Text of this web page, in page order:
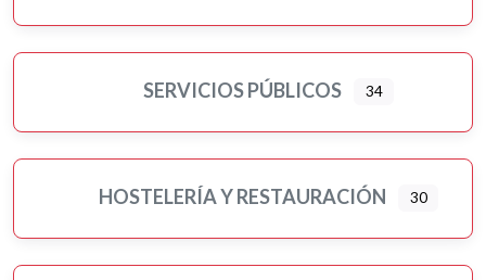
Murales artísticos
Ópticas
Peluquerías, belleza y estética
Psicología
SERVICIOS PÚBLICOS 34
HOSTELERÍA Y RESTAURACIÓN 30